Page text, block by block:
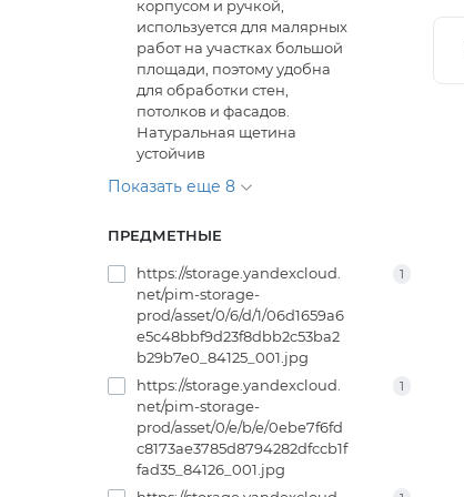
корпусом и ручкой,
используется для малярных
работ на участках большой
площади, поэтому удобна
для обработки стен,
потолков и фасадов.
Натуральная щетина
устойчив
Показать еще 8
ПРЕДМЕТНЫЕ
https://storage.yandexcloud.
net/pim-storage-
prod/asset/0/6/d/1/06d1659a6
e5c48bbf9d23f8dbb2c53ba2
b29b7e0_84125_001.jpg
1
https://storage.yandexcloud.
net/pim-storage-
prod/asset/0/e/b/e/0ebe7f6fd
c8173ae3785d8794282dfccb1f
fad35_84126_001.jpg
1